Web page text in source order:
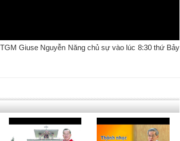
Giuse Nguyễn Năng chủ sự vào lúc 8:30 thứ Bảy